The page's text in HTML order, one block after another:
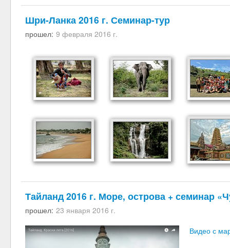
Шри-Ланка 2016 г. Семинар-тур
прошел: 9 февраля 2016 г.
Тайланд 2016 г. Море, острова + семинар
прошел: 23 января 2016 г.
Видео с